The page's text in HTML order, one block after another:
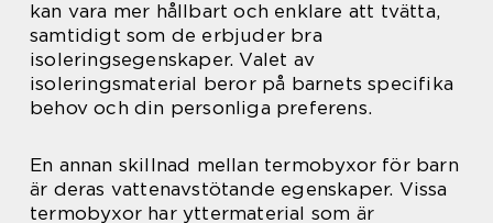
kan vara mer hållbart och enklare att tvätta,
samtidigt som de erbjuder bra
isoleringsegenskaper. Valet av
isoleringsmaterial beror på barnets specifika
behov och din personliga preferens.
En annan skillnad mellan termobyxor för barn
är deras vattenavstötande egenskaper. Vissa
termobyxor har yttermaterial som är